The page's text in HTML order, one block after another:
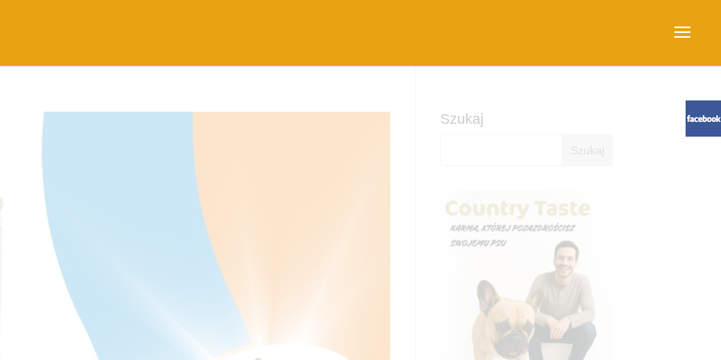
Szukaj